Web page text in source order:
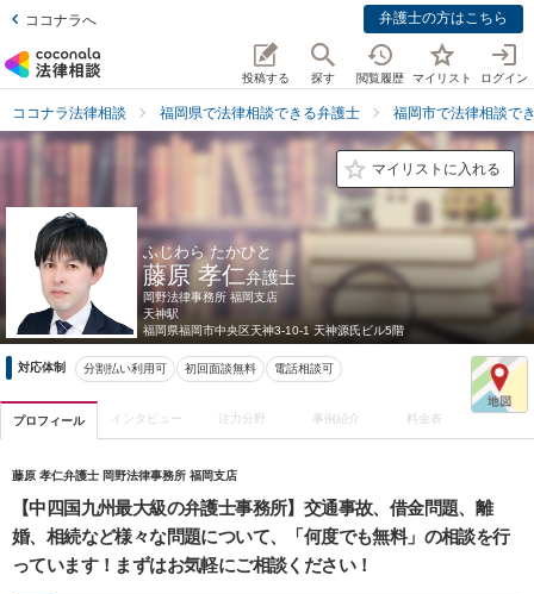
ココナラへ 弁護士の方はこちら
投稿する 探す 閲覧履歴 マイリスト ログイン
ココナラ法律相談 福岡県で法律相談できる弁護士 福岡市で法律相談で
マイリストに入れる
ふじわら たかひと
藤原 孝仁弁護士
岡野法律事務所 福岡支店
天神駅
福岡県福岡市中央区天神3-10-1 天神源氏ビル5階
対応体制 分割払い利用可 初回面談無料 電話相談可
プロフィール インタビュー 注力分野 事例紹介 料金表
藤原 孝仁弁護士 岡野法律事務所 福岡支店
【中四国九州最大級の弁護士事務所】交通事故、借金問題、離
婚、相続など様々な問題について、「何度でも無料」の相談を行
っています！まずはお気軽にご相談ください！